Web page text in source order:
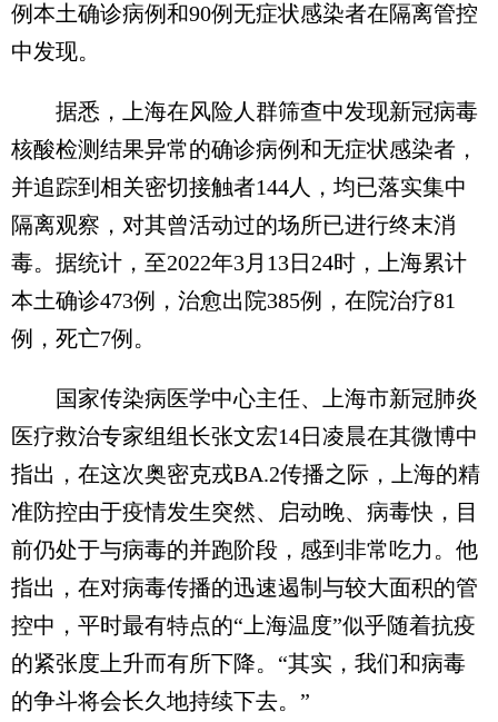
例本土确诊病例和90例无症状感染者在隔离管控
中发现。
据悉，上海在风险人群筛查中发现新冠病毒
核酸检测结果异常的确诊病例和无症状感染者，
并追踪到相关密切接触者144人，均已落实集中
隔离观察，对其曾活动过的场所已进行终末消
毒。据统计，至2022年3月13日24时，上海累计
本土确诊473例，治愈出院385例，在院治疗81
例，死亡7例。
国家传染病医学中心主任、上海市新冠肺炎
医疗救治专家组组长张文宏14日凌晨在其微博中
指出，在这次奥密克戎BA.2传播之际，上海的精
准防控由于疫情发生突然、启动晚、病毒快，目
前仍处于与病毒的并跑阶段，感到非常吃力。他
指出，在对病毒传播的迅速遏制与较大面积的管
控中，平时最有特点的“上海温度”似乎随着抗疫
的紧张度上升而有所下降。“其实，我们和病毒
的争斗将会长久地持续下去。”